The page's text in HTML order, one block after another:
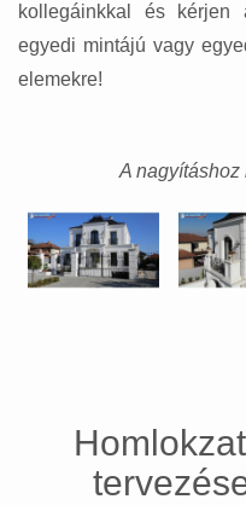
kollegáinkkal és kérjen
egyedi mintájú vagy
elemekre!
A nagyításhoz